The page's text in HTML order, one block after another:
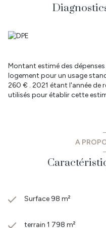
porte de service Acier, Portail
Les informations sur les
Prix : 335 340 € HAI dont
Montant estimé des
logement pour un usage
260 € . 2021 étant l'année de
utilisés pour établir cette
A
Surface 98 m²
terrain 1 798 m²